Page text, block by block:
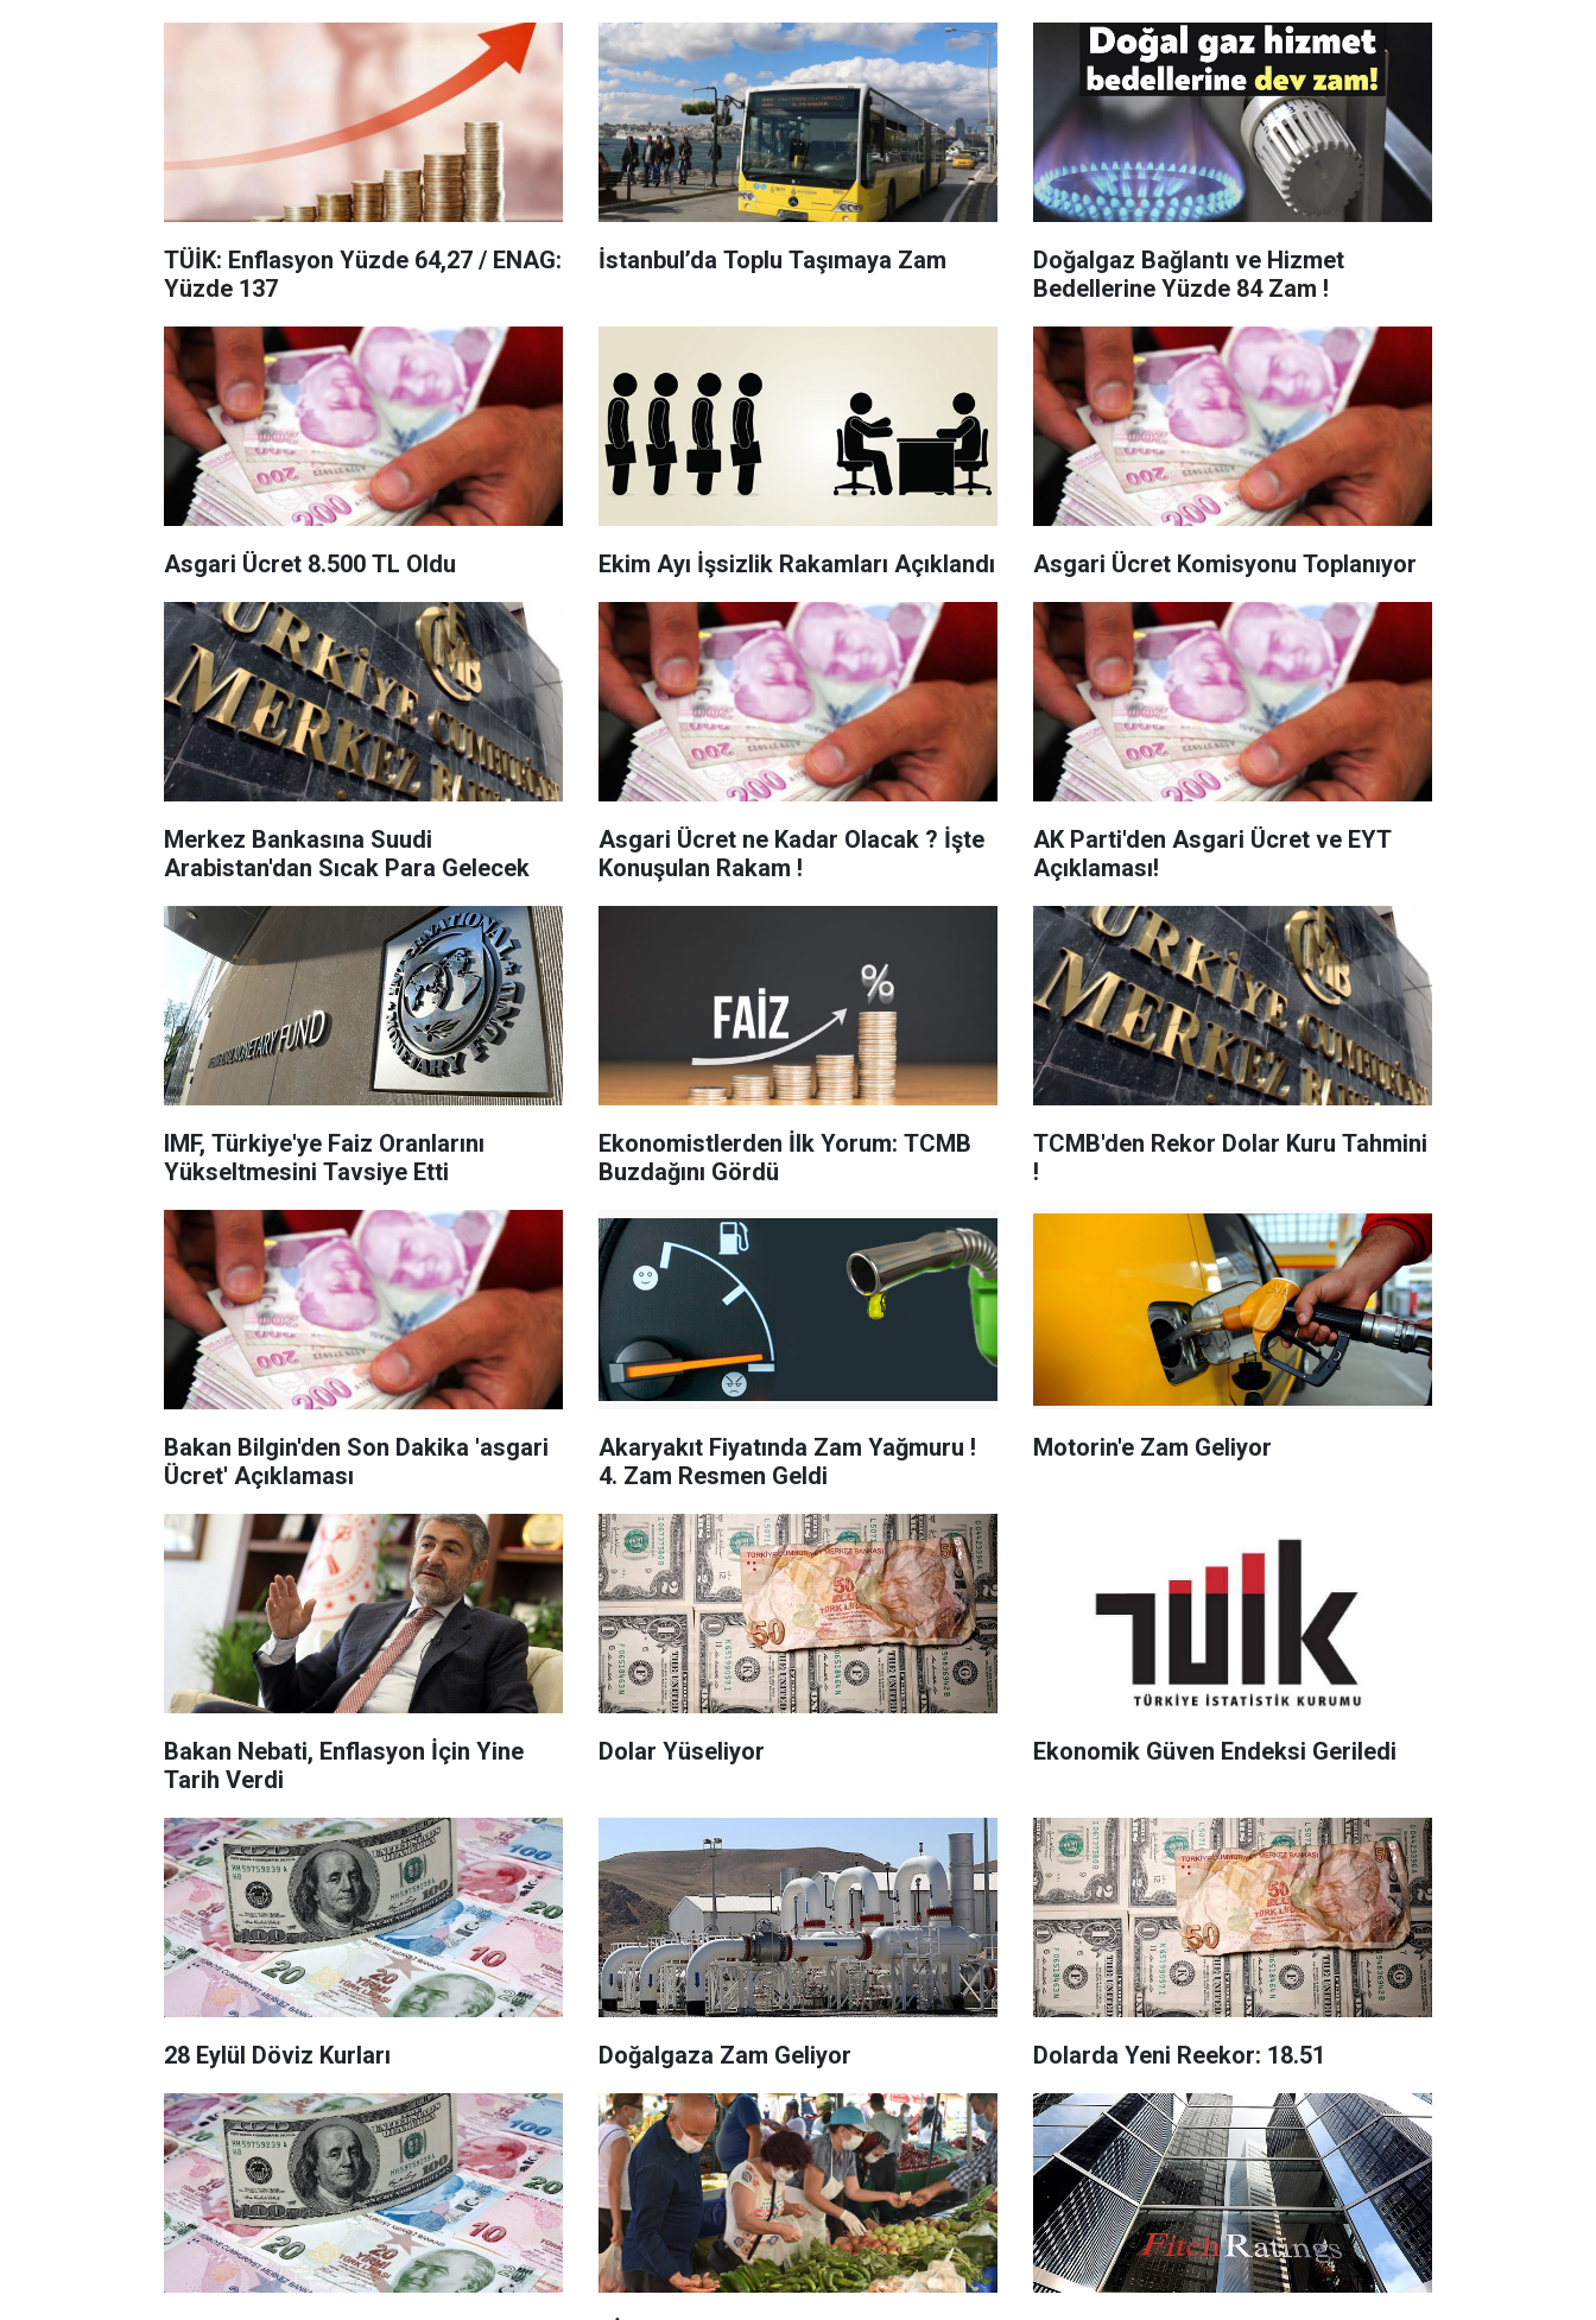
TÜİK: Enflasyon Yüzde 64,27 / ENAG:
Yüzde 137
İstanbul’da Toplu Taşımaya Zam
Doğalgaz Bağlantı ve Hizmet
Bedellerine Yüzde 84 Zam !
Asgari Ücret 8.500 TL Oldu Ekim Ayı İşsizlik Rakamları Açıklandı Asgari Ücret Komisyonu Toplanıyor
Merkez Bankasına Suudi
Arabistan'dan Sıcak Para Gelecek
Asgari Ücret ne Kadar Olacak ? İşte
Konuşulan Rakam !
AK Parti'den Asgari Ücret ve EYT
Açıklaması!
IMF, Türkiye'ye Faiz Oranlarını
Yükseltmesini Tavsiye Etti
Ekonomistlerden İlk Yorum: TCMB
Buzdağını Gördü
TCMB'den Rekor Dolar Kuru Tahmini
!
Bakan Bilgin'den Son Dakika 'asgari
Ücret' Açıklaması
Akaryakıt Fiyatında Zam Yağmuru !
4. Zam Resmen Geldi
Motorin'e Zam Geliyor
Bakan Nebati, Enflasyon İçin Yine
Tarih Verdi
Dolar Yüseliyor Ekonomik Güven Endeksi Geriledi
28 Eylül Döviz Kurları Doğalgaza Zam Geliyor Dolarda Yeni Reekor: 18.51